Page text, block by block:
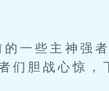
一些主神强者
们胆战心惊，